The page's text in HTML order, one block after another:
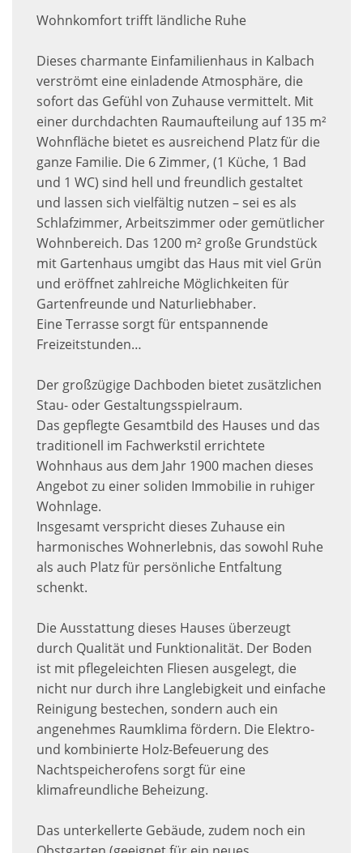
Wohnkomfort trifft ländliche Ruhe
Dieses charmante Einfamilienhaus in Kalbach
verströmt eine einladende Atmosphäre, die
sofort das Gefühl von Zuhause vermittelt. Mit
einer durchdachten Raumaufteilung auf 135 m²
Wohnfläche bietet es ausreichend Platz für die
ganze Familie. Die 6 Zimmer, (1 Küche, 1 Bad
und 1 WC) sind hell und freundlich gestaltet
und lassen sich vielfältig nutzen – sei es als
Schlafzimmer, Arbeitszimmer oder gemütlicher
Wohnbereich. Das 1200 m² große Grundstück
mit Gartenhaus umgibt das Haus mit viel Grün
und eröffnet zahlreiche Möglichkeiten für
Gartenfreunde und Naturliebhaber.
Eine Terrasse sorgt für entspannende
Freizeitstunden…
Der großzügige Dachboden bietet zusätzlichen
Stau- oder Gestaltungsspielraum.
Das gepflegte Gesamtbild des Hauses und das
traditionell im Fachwerkstil errichtete
Wohnhaus aus dem Jahr 1900 machen dieses
Angebot zu einer soliden Immobilie in ruhiger
Wohnlage.
Insgesamt verspricht dieses Zuhause ein
harmonisches Wohnerlebnis, das sowohl Ruhe
als auch Platz für persönliche Entfaltung
schenkt.
Die Ausstattung dieses Hauses überzeugt
durch Qualität und Funktionalität. Der Boden
ist mit pflegeleichten Fliesen ausgelegt, die
nicht nur durch ihre Langlebigkeit und einfache
Reinigung bestechen, sondern auch ein
angenehmes Raumklima fördern. Die Elektro-
und kombinierte Holz-Befeuerung des
Nachtspeicherofens sorgt für eine
klimafreundliche Beheizung.
Das unterkellerte Gebäude, zudem noch ein